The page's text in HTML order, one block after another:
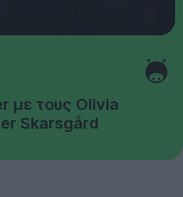
με τους Olivia
Skarsgård